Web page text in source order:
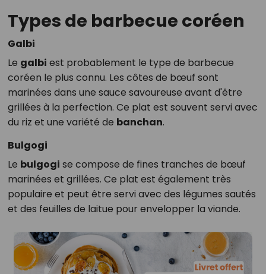
Types de barbecue coréen
Galbi
Le galbi est probablement le type de barbecue
coréen le plus connu. Les côtes de bœuf sont
marinées dans une sauce savoureuse avant d'être
grillées à la perfection. Ce plat est souvent servi avec
du riz et une variété de banchan.
Bulgogi
Le bulgogi se compose de fines tranches de bœuf
marinées et grillées. Ce plat est également très
populaire et peut être servi avec des légumes sautés
et des feuilles de laitue pour envelopper la viande.